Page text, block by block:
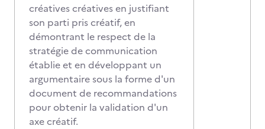
créatives créatives en justifiant
son parti pris créatif, en
démontrant le respect de la
stratégie de communication
établie et en développant un
argumentaire sous la forme d'un
document de recommandations
pour obtenir la validation d'un
axe créatif.